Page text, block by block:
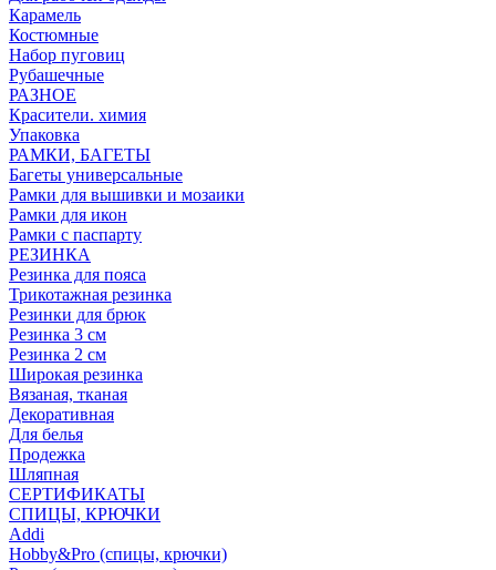
Карамель
Костюмные
Набор пуговиц
Рубашечные
РАЗНОЕ
Красители. химия
Упаковка
РАМКИ, БАГЕТЫ
Багеты универсальные
Рамки для вышивки и мозаики
Рамки для икон
Рамки с паспарту
РЕЗИНКА
Резинка для пояса
Трикотажная резинка
Резинки для брюк
Резинка 3 см
Резинка 2 см
Широкая резинка
Вязаная, тканая
Декоративная
Для белья
Продежка
Шляпная
СЕРТИФИКАТЫ
СПИЦЫ, КРЮЧКИ
Addi
Hobby&Pro (спицы, крючки)